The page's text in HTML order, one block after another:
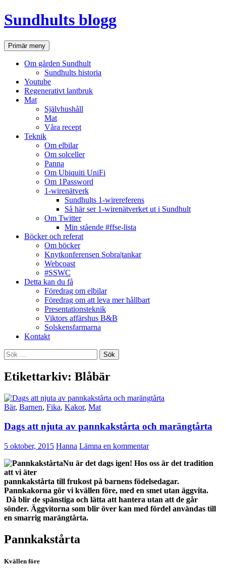
Hoppa
till
Sundhults blogg
SökPrimär meny
Om gården Sundhult
Sundhults historia
Youtube
Regenerativt lantbruk
Mat
Självhushåll
Mat
Våra recept
Teknik
Om elbilar
Om solceller
Panna
Om Ubiquiti UniFi
Om 1Password
1-wirenätverk
Sundhults 1-wirereferens
Så här ser 1-wirenätverket ut i Sundhult
Om Twitter
Min stående #ffse-lista
Böcker och referat
Om böcker
Knytkonferensen Sobra|tankar
Webcoast
#SSWC
Detta kan du få
Föredrag om elbilar
Föredrag om att leva mer hållbart
Presentationsteknik
Viktors affärshus B&B
Solskensfarmarna
Kontakt
Sök
efter:
Etikettarkiv: Blåbär
Bär, Barnen, Fika, Kakor, Mat
Dags att njuta av pannkakstårta och marängtårta
5 oktober, 2015 Hanna Lämna en kommentar
Nu är det dags igen! Hos oss är det tradition
att vi äter
pannkakstårta till frukost på barnens födelsedagar.
Pannkakorna gör vi kvällen före, med en smet utan äggvita.
Då blir de spänstiga och lätta att hantera utan att de går
sönder. Äggvitorna som blir över kan med fördel användas till
en smarrig marängtårta.
Pannkakstårta
Kvällen före